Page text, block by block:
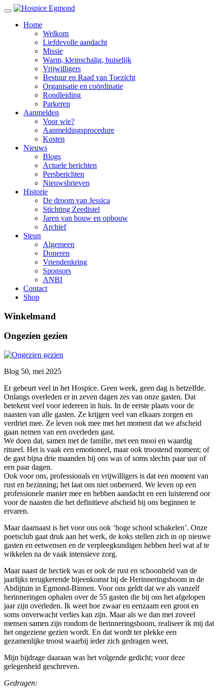
Home
Welkom
Liefdevolle aandacht
Missie
Warm, kleinschalig, huiselijk
Vrijwilligers
Bestuur en Raad van Toezicht
Organisatie en coördinatie
Rondleiding
Parkeren
Aanmelden
Voor wie?
Aanmeldingsprocedure
Kosten
Nieuws
Blogs
Actuele berichten
Persberichten
Nieuwsbrieven
Historie
De droom van Jessica
Stichting Zeedistel
Jaren van bouw en opbouw
Archief
Steun
Algemeen
Doneren
Vriendenkring
Sponsors
ANBI
Contact
Shop
Winkelmand
Ongezien gezien
Blog 50, mei 2025
Er gebeurt veel in het Hospice. Geen week, geen dag is hetzelfde.
Onlangs overleden er in zeven dagen zes van onze gasten. Dat
betekent veel voor iedereen in huis. In de eerste plaats voor de
naasten van alle gasten. Ze krijgen veel van elkaars zorgen en
verdriet mee. Ze leven ook mee met het moment dat we afscheid
gaan nemen van een overleden gast.
We doen dat, samen met de familie, met een mooi en waardig
ritueel. Het is vaak een emotioneel, maar ook troostend moment; of
de gast bijna drie maanden bij ons was of soms slechts paar uur of
een paar dagen.
Ook voor ons, professionals en vrijwilligers is dat een moment van
rust en bezinning; het laat ons niet onberoerd. We leven op een
professionele manier mee en hebben aandacht en een luisterend oor
voor de naasten die het definitieve afscheid bij ons beginnen te
ervaren.
Maar daarnaast is het voor ons ook ‘hoge school schakelen’. Onze
poetsclub gaat druk aan het werk, de koks stellen zich in op nieuwe
gasten en eetwensen en de verpleegkundigen hebben heel wat af te
wikkelen na de vaak intensieve zorg.
Maar naast de hectiek was er ook de rust en schoonheid van de
jaarlijks terugkerende bijeenkomst bij de Herinneringsboom in de
Abdijtuin in Egmond-Binnen. Voor ons geldt dat we als vanzelf
herinneringen ophalen over de 55 gasten die bij ons het afgelopen
jaar zijn overleden. Ik weet hoe zwaar en eenzaam een groot en
soms onverwacht verlies kan zijn. Maar als we dan met zoveel
mensen samen zijn rondom de herinneringsboom, realiseer ik mij dat
het ongeziene gezien wordt. En dat wordt ter plekke een
gezamenlijke troost waarbij ieder zich gedragen weet.
Mijn bijdrage daaraan was het volgende gedicht; voor deze
gelegenheid geschreven.
Gedragen: